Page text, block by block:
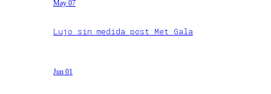
May 07
Lujo sin medida post Met Gala
Jun 01